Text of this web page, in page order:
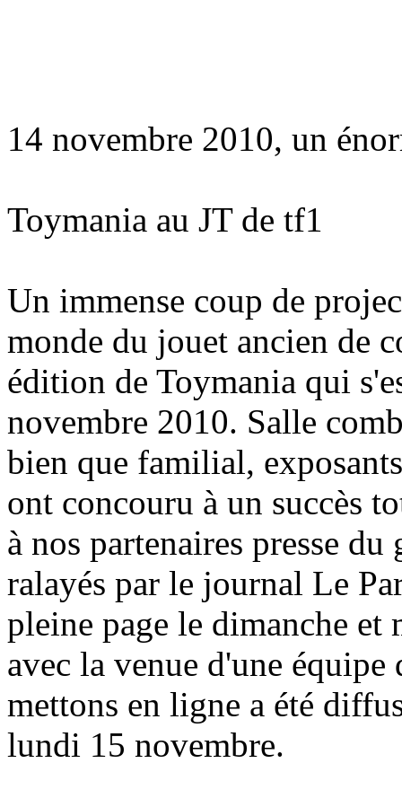
14 novembre 2010, un
Toymania au JT de tf1
Un immense coup de
monde du jouet ancien de
édition de Toymania qui
novembre 2010. Salle
bien que familial,
ont concouru à un succès
à nos partenaires presse
ralayés par le journal Le
pleine page le dimanche et
avec la venue d'une
mettons en ligne a été
lundi 15 novembre.